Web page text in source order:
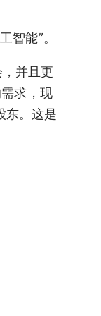
智能”。
并且更
求，现
东。这是